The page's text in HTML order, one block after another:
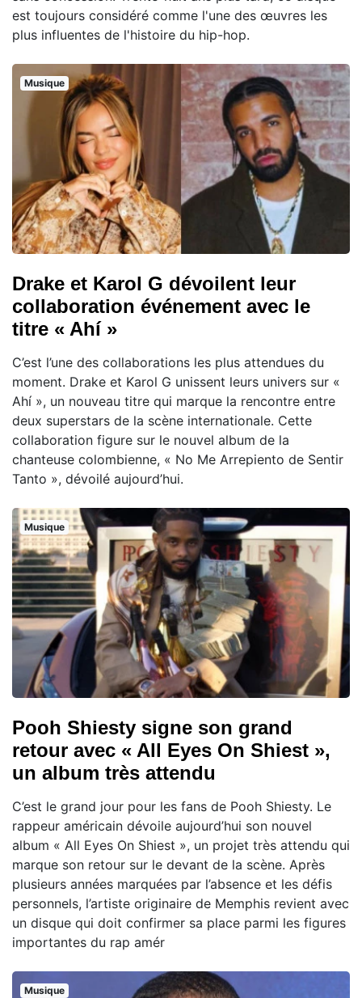
est toujours considéré comme l'une des œuvres les
plus influentes de l'histoire du hip-hop.
Musique
Drake et Karol G dévoilent leur
collaboration événement avec le
titre « Ahí »
C’est l’une des collaborations les plus attendues du
moment. Drake et Karol G unissent leurs univers sur «
Ahí », un nouveau titre qui marque la rencontre entre
deux superstars de la scène internationale. Cette
collaboration figure sur le nouvel album de la
chanteuse colombienne, « No Me Arrepiento de Sentir
Tanto », dévoilé aujourd’hui.
Musique
Pooh Shiesty signe son grand
retour avec « All Eyes On Shiest »,
un album très attendu
C’est le grand jour pour les fans de Pooh Shiesty. Le
rappeur américain dévoile aujourd’hui son nouvel
album « All Eyes On Shiest », un projet très attendu qui
marque son retour sur le devant de la scène. Après
plusieurs années marquées par l’absence et les défis
personnels, l’artiste originaire de Memphis revient avec
un disque qui doit confirmer sa place parmi les figures
importantes du rap amér
Musique